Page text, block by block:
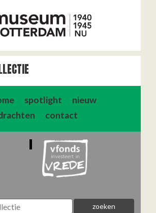
spotlight
nieuw
contact